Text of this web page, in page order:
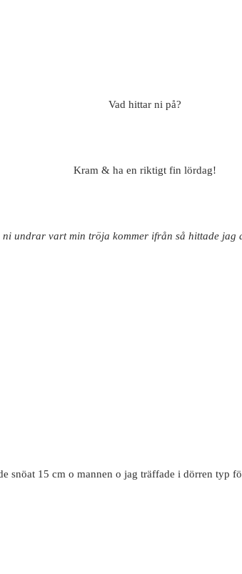
Vad hittar ni på?
Kram & ha en riktigt fin lördag!
ni undrar vart min tröja kommer ifrån så hittade jag
snöat 15 cm o mannen o jag träffade i dörren typ